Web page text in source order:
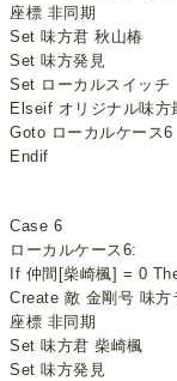
座標 非同期
Set 味方君 秋山椿
Set 味方発見
Set ローカルスイッチ
Elseif オリジナル味
Goto ローカルケース6
Endif
Case 6
ローカルケース6:
If 仲間[柴崎楓] = 0
Create 敵 金剛号 味
座標 非同期
Set 味方君 柴崎楓
Set 味方発見